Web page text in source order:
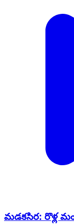
మడకసిర: రొళ్ల